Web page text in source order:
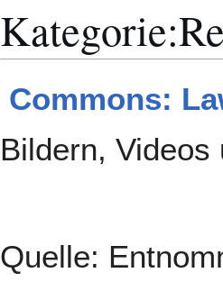
Kategorie:
Navigation
Suche
Commons:
Bildern, Videos
Quelle: